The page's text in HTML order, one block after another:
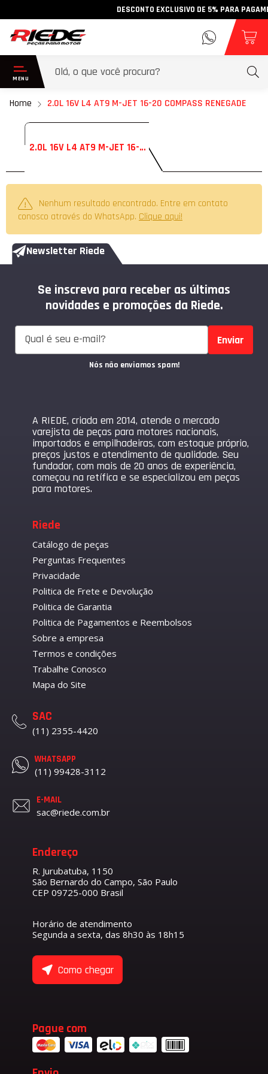
DESCONTO EXCLUSIVO DE 5% PARA
Home 2.0L 16V L4 AT9 M-JET 16-20 COMPASS RENEGADE
2.0L 16V L4 AT9 M-JET 16-20 COMPASS RENEGADE
Nenhum resultado encontrado. Entre em contato
conosco através do WhatsApp. Clique aqui!
Newsletter Riede
Se inscreva para receber as últimas
novidades e promoções da Riede.
Enviar
Nós não enviamos spam!
A RIEDE, criada em 2014, atende o mercado
varejista de peças para motores nacionais,
importados e empilhadeiras, com estoque próprio,
preços justos e atendimento de qualidade. Seu
fundador, com mais de 20 anos de experiência,
começou na retífica e se especializou em peças
para motores.
Riede
Catálogo de peças
Perguntas Frequentes
Privacidade
Politica de Frete e Devolução
Politica de Garantia
Politica de Pagamentos e Reembolsos
Sobre a empresa
Termos e condições
Trabalhe Conosco
Mapa do Site
SAC
(11) 2355-4420
WHATSAPP
(11) 99428-3112
E-MAIL
sac@riede.com.br
Endereço
R. Jurubatuba, 1150
São Bernardo do Campo, São Paulo
CEP 09725-000 Brasil
Horário de atendimento
Segunda a sexta, das 8h30 às 18h15
Como chegar
Pague com